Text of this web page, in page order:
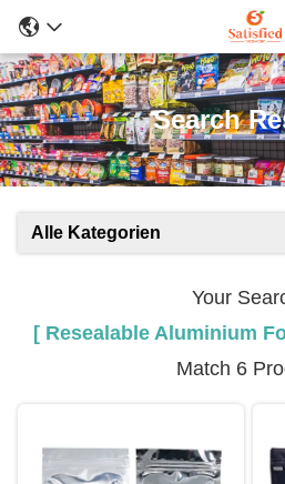
Search
Alle Kategorien
Your
[ Resealable Aluminium
Match 6